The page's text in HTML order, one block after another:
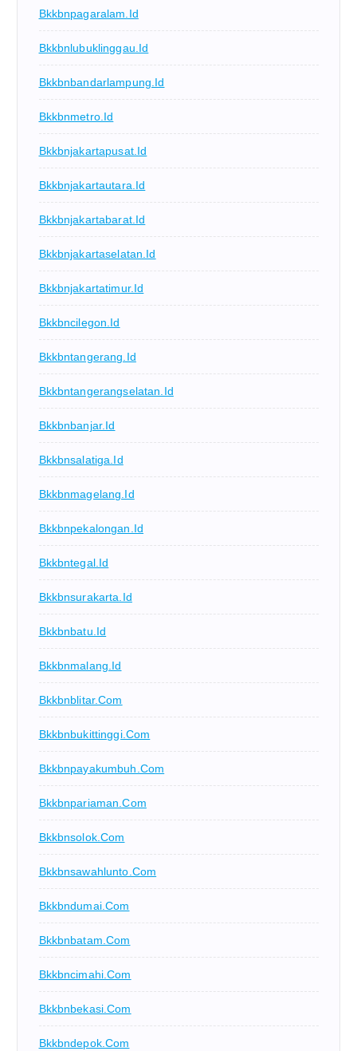
Bkkbnpagaralam.id
Bkkbnlubuklinggau.id
Bkkbnbandarlampung.id
Bkkbnmetro.id
Bkkbnjakartapusat.id
Bkkbnjakartautara.id
Bkkbnjakartabarat.id
Bkkbnjakartaselatan.id
Bkkbnjakartatimur.id
Bkkbncilegon.id
Bkkbntangerang.id
Bkkbntangerangselatan.id
Bkkbnbanjar.id
Bkkbnsalatiga.id
Bkkbnmagelang.id
Bkkbnpekalongan.id
Bkkbntegal.id
Bkkbnsurakarta.id
Bkkbnbatu.id
Bkkbnmalang.id
Bkkbnblitar.com
Bkkbnbukittinggi.com
Bkkbnpayakumbuh.com
Bkkbnpariaman.com
Bkkbnsolok.com
Bkkbnsawahlunto.com
Bkkbndumai.com
Bkkbnbatam.com
Bkkbncimahi.com
Bkkbnbekasi.com
Bkkbndepok.com